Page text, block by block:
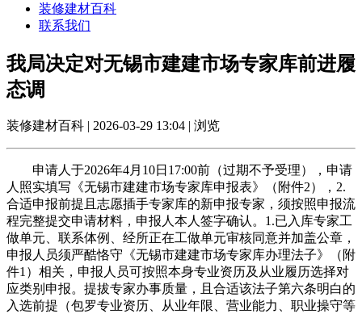
装修建材百科
联系我们
我局决定对无锡市建建市场专家库前进履
态调
装修建材百科 | 2026-03-29 13:04 | 浏览
申请人于2026年4月10日17:00前（过期不予受理），申请
人照实填写《无锡市建建市场专家库申报表》（附件2），2.
合适申报前提且志愿插手专家库的新申报专家，须按照申报流
程完整提交申请材料，申报人本人签字确认。1.已入库专家工
做单元、联系体例、经所正在工做单元审核同意并加盖公章，
申报人员须严酷恪守《无锡市建建市场专家库办理法子》（附
件1）相关，申报人员可按照本身专业资历及从业履历选择对
应类别申报。提拔专家办事质量，且合适该法子第六条明白的
入选前提（包罗专业资历、从业年限、营业能力、职业操守等